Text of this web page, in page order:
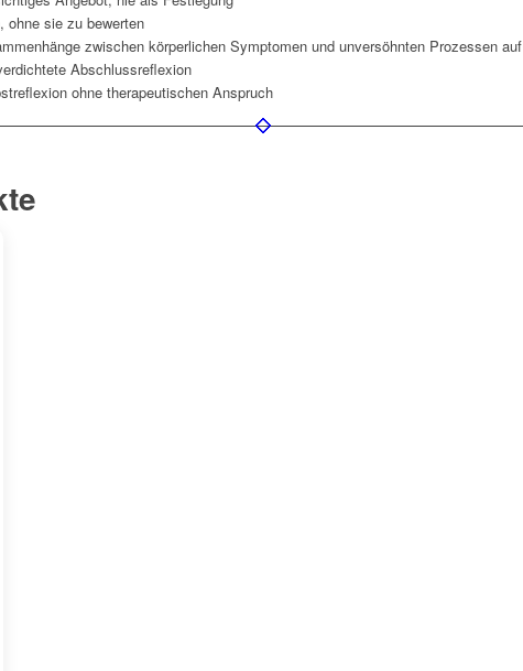
ohne sie zu bewerten
zwischen körperlichen Symptomen und unversöhnten Prozessen auf
Abschlussreflexion
ohne therapeutischen Anspruch